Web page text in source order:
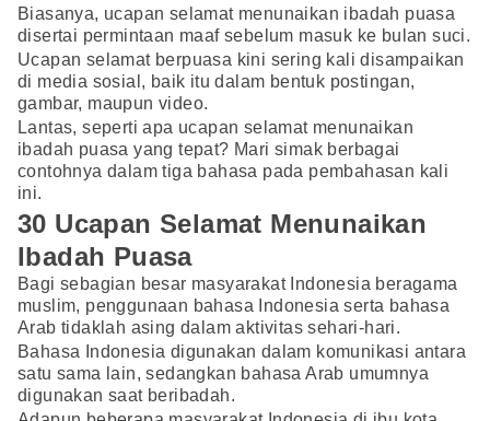
Biasanya, ucapan selamat menunaikan ibadah puasa
disertai permintaan maaf sebelum masuk ke bulan suci.
Ucapan selamat berpuasa kini sering kali disampaikan
di media sosial, baik itu dalam bentuk postingan,
gambar, maupun video.
Lantas, seperti apa ucapan selamat menunaikan
ibadah puasa yang tepat? Mari simak berbagai
contohnya dalam tiga bahasa pada pembahasan kali
ini.
30 Ucapan Selamat Menunaikan
Ibadah Puasa
Bagi sebagian besar masyarakat Indonesia beragama
muslim, penggunaan bahasa Indonesia serta bahasa
Arab tidaklah asing dalam aktivitas sehari-hari.
Bahasa Indonesia digunakan dalam komunikasi antara
satu sama lain, sedangkan bahasa Arab umumnya
digunakan saat beribadah.